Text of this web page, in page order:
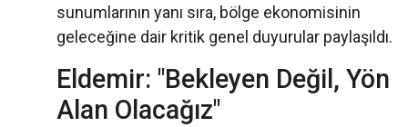
sunumlarının yanı sıra, bölge ekonomisinin
geleceğine dair kritik genel duyurular paylaşıldı.
Eldemir: "Bekleyen Değil, Yön
Alan Olacağız"